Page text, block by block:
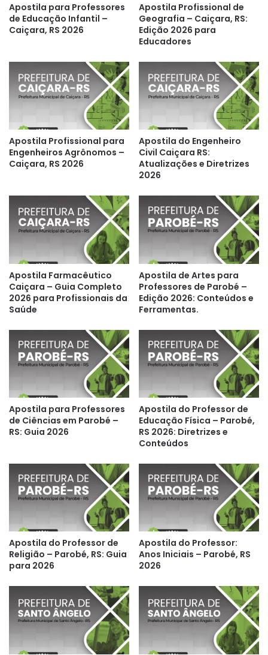
Apostila para Professores
de Educação Infantil –
Caiçara, RS 2026
Apostila Profissional de
Geografia – Caiçara, RS:
Edição 2026 para
Educadores
Apostila Profissional para
Engenheiros Agrônomos –
Caiçara, RS 2026
Apostila do Engenheiro
Civil Caiçara RS:
Atualizações e Diretrizes
2026
Apostila Farmacêutico
Caiçara – Guia Completo
2026 para Profissionais da
Saúde
Apostila de Artes para
Professores de Parobé –
Edição 2026: Conteúdos e
Ferramentas.
Apostila para Professores
de Ciências em Parobé –
RS: Guia 2026
Apostila do Professor de
Educação Física – Parobé,
RS 2026: Diretrizes e
Conteúdos
Apostila do Professor de
Religião – Parobé, RS: Guia
para 2026
Apostila do Professor:
Anos Iniciais – Parobé, RS
2026